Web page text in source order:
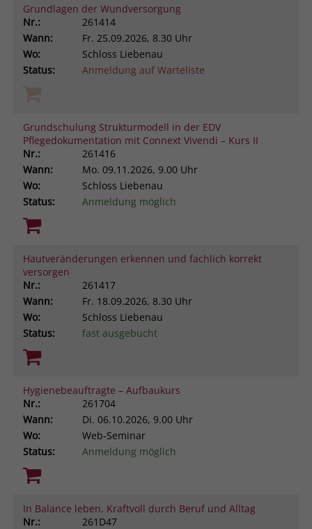
Grundlagen der Wundversorgung
Nr.:
261414
Wann:
Fr. 25.09.2026, 8.30 Uhr
Wo:
Schloss Liebenau
Status:
Anmeldung auf Warteliste
Grundschulung Strukturmodell in der EDV
Pflegedokumentation mit Connext Vivendi – Kurs II
Nr.:
261416
Wann:
Mo. 09.11.2026, 9.00 Uhr
Wo:
Schloss Liebenau
Status:
Anmeldung möglich
Hautveränderungen erkennen und fachlich korrekt
versorgen
Nr.:
261417
Wann:
Fr. 18.09.2026, 8.30 Uhr
Wo:
Schloss Liebenau
Status:
fast ausgebucht
Hygienebeauftragte – Aufbaukurs
Nr.:
261704
Wann:
Di. 06.10.2026, 9.00 Uhr
Wo:
Web-Seminar
Status:
Anmeldung möglich
In Balance leben. Kraftvoll durch Beruf und Alltag
Nr.:
261D47